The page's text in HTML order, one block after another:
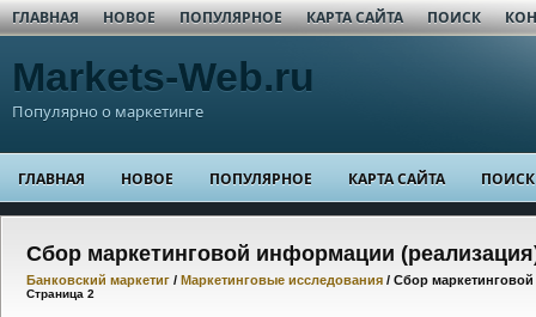
ГЛАВНАЯ НОВОЕ ПОПУЛЯРНОЕ КАРТА САЙТА ПОИСК
Markets-Web.ru
Популярно о маркетинге
ГЛАВНАЯ НОВОЕ ПОПУЛЯРНОЕ КАРТА САЙТА ПОИСК
Сбор маркетинговой информации
Банковский маркетиг / Маркетинговые исследования / Сбор
Страница 2